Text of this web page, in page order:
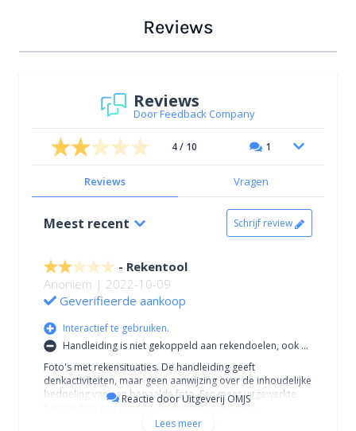
Reviews
Reviews
Door Feedback Company
4 / 10 1
Reviews Vragen
Meest recent Schrijf review
Reactie door Uitgeverij OMJS
Lees meer
Rekentool
Anoniem | 2022-10-09
Geverifieerde aankoop
Interactief te gebruiken.
Handleiding is niet gekoppeld aan rekendoelen, ook niet een enkele uitleg voor gebruik.
Foto's met rekensituaties. De handleiding geeft
denkactiviteiten, maar geen aanwijzing over de inhoudelijke
bedoeling van een bepaalde foto. Een meer uitgewerkte
handleiding zou voor mij meerwaarde hebben.